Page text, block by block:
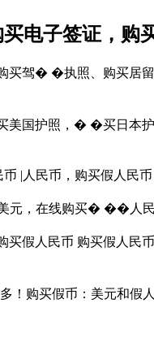
电子签证，购
购买驾� �执照、购买
买美国护照，� �买日
币 |人民币，购买假人民
元，在线购买� ��人
买假人民币 购买假人
买假币：美元和假人